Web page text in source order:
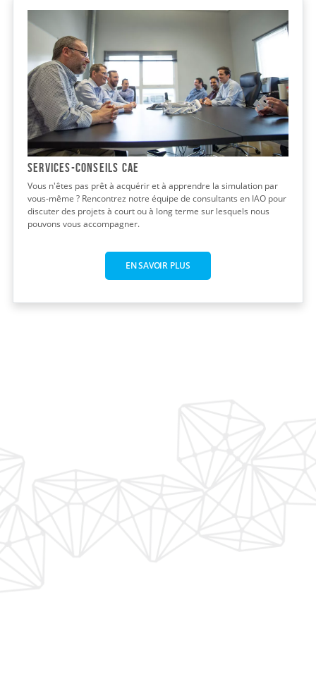
Services-conseils CAE
Vous n'êtes pas prêt à acquérir et à apprendre la simulation par
vous-même ? Rencontrez notre équipe de consultants en IAO pour
discuter des projets à court ou à long terme sur lesquels nous
pouvons vous accompagner.
EN SAVOIR PLUS